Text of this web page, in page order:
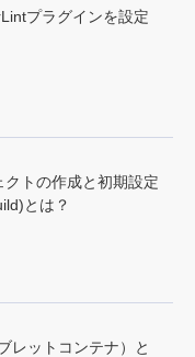
プラグインを設定
トの作成と初期設定
とは？
レットコンテナ）と